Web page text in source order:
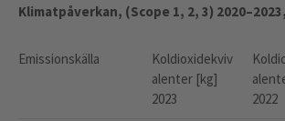
Klimatpåverkan, (Scope 1, 2, 3)
Emissionskälla
Koldioxidekviv
alenter [kg]
2023
2022